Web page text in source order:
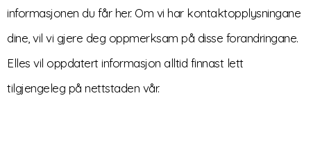
informasjonen du får her. Om vi har kontaktopplysningane
dine, vil vi gjere deg oppmerksam på disse forandringane.
Elles vil oppdatert informasjon alltid finnast lett
tilgjengeleg på nettstaden vår.